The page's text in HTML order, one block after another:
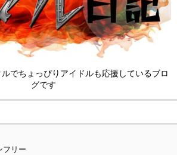
でちょっぴりアイドルも応援しているブロ
グです
フリー